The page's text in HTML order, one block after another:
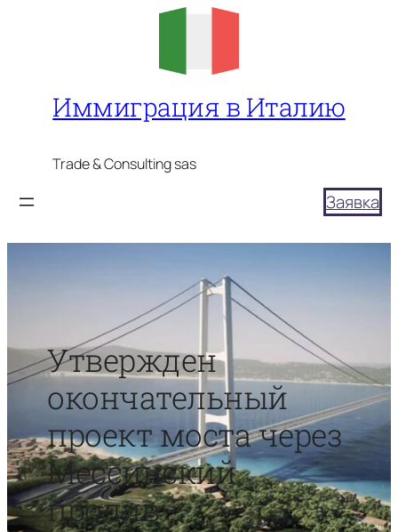
Иммиграция в Италию
Trade & Consulting sas
Заявка
Утвержден
окончательный
проект моста через
Мессинский
пролив